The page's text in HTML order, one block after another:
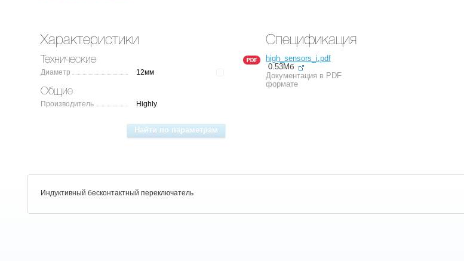
Характеристики
Технические
Диаметр 12мм
Общие
Производитель Highly
Спецификация
high_sensors_i.pdf
0.53Мб
Документация в PDF
формате
Индуктивный бесконтактный переключатель